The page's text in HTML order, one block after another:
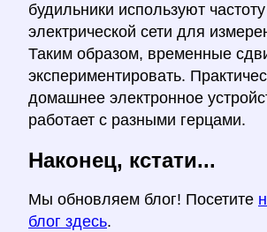
будильники используют частоту
электрической сети для
Таким образом, временные
экспериментировать.
домашнее электронное
работает с разными герцами.
Наконец, кстати...
Мы обновляем блог! Посетите
блог здесь.